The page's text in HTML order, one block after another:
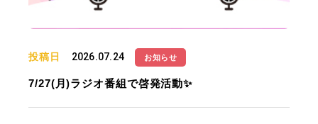
投稿日 2026.07.24 お知らせ
7/27(月)ラジオ番組で啓発活動✨